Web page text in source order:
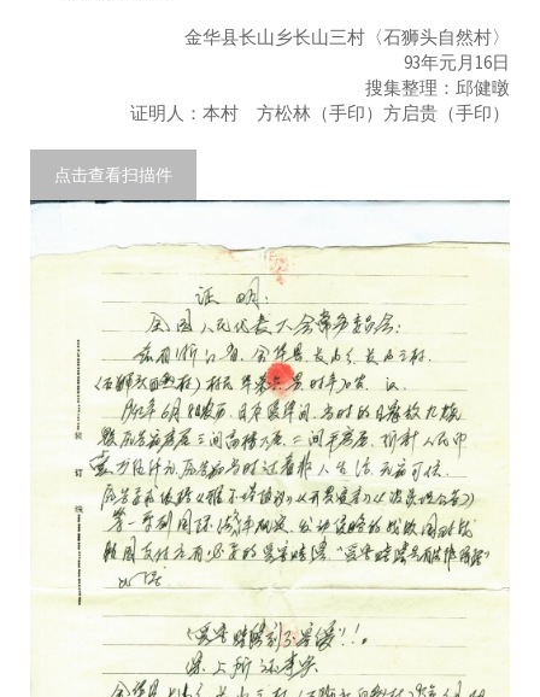
金华县长山乡长山三村〈石狮头自然村〉
93年元月16日
搜集整理：邱健暾
证明人：本村 方松林（手印）方启贵（手印）